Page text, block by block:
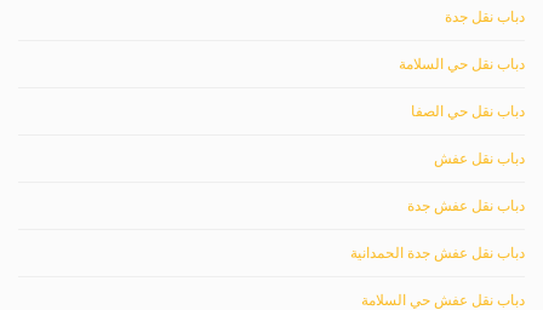
دباب نقل جدة
دباب نقل حي السلامة
دباب نقل حي الصفا
دباب نقل عفش
دباب نقل عفش جدة
دباب نقل عفش جدة الحمدانية
دباب نقل عفش حي السلامة